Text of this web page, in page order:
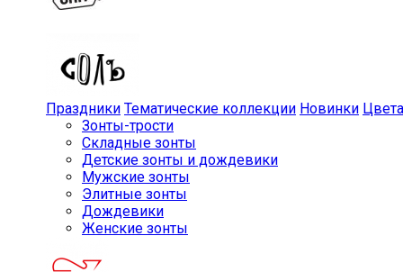
Праздники Тематические коллекции Новинки Цвета
Зонты-трости
Складные зонты
Детские зонты и дождевики
Мужские зонты
Элитные зонты
Дождевики
Женские зонты